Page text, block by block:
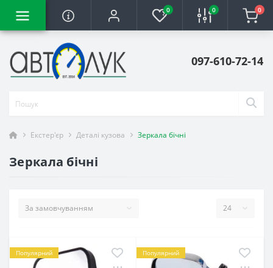
0 0 0
097-610-72-14
Екстер'єр Деталі кузова Зеркала бічні
Зеркала бічні
Популярний Популярний